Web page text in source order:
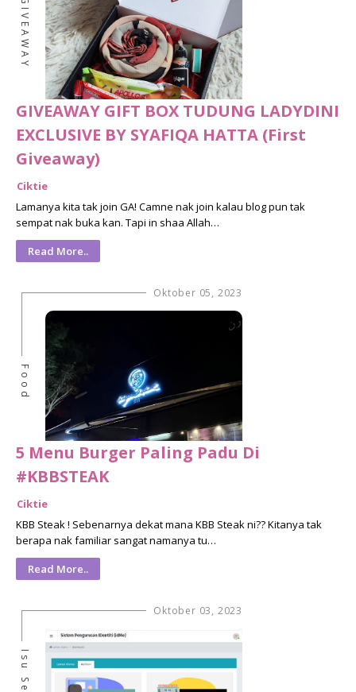
GIVEAWAY
GIVEAWAY GIFT BOX TUDUNG LADYDINI
EXCLUSIVE BY SYAFIQA HATTA (First
Giveaway)
Ciktie
Lamanya kita tak join GA! Camne nak join kalau blog pun tak
sempat nak buka kan. Tapi in shaa Allah…
Read More..
Oktober 05, 2023
Food
5 Menu Burger Paling Padu Di
#KBBSTEAK
Ciktie
KBB Steak ! Sebenarnya dekat mana KBB Steak ni?? Kitanya tak
berapa nak familiar sangat namanya tu…
Read More..
Oktober 03, 2023